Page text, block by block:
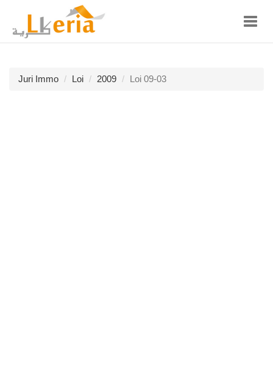
Juri Immo Loi 2009 Loi 09-03